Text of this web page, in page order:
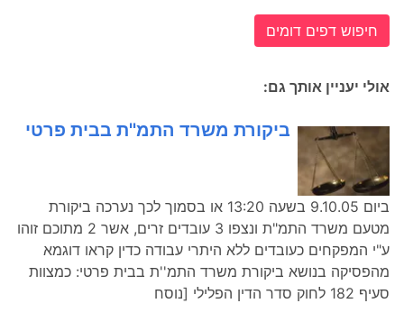
חיפוש דפים דומים
אולי יעניין אותך גם:
ביקורת משרד התמ''ת בבית פרטי
ביום 9.10.05 בשעה 13:20 או בסמוך לכך נערכה ביקורת
מטעם משרד התמ"ת ונצפו 3 עובדים זרים, אשר 2 מתוכם זוהו
ע"י המפקחים כעובדים ללא היתרי עבודה כדין קראו דוגמא
מהפסיקה בנושא ביקורת משרד התמ''ת בבית פרטי: כמצוות
סעיף 182 לחוק סדר הדין הפלילי [נוסח